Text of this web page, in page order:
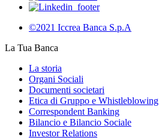
©2021 Iccrea Banca S.p.A
La Tua Banca
La storia
Organi Sociali
Documenti societari
Etica di Gruppo e Whistleblowing
Correspondent Banking
Bilancio e Bilancio Sociale
Investor Relations